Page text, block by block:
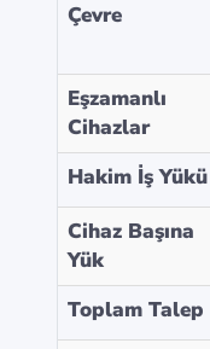
Çevre
Eşzamanlı
Cihazlar
Hakim İş Yükü
Cihaz Başına
Yük
Toplam Talep